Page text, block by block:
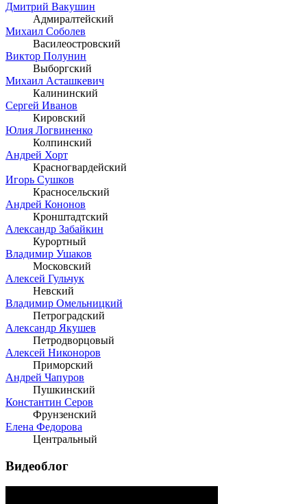
Дмитрий Вакушин
Адмиралтейский
Михаил Соболев
Василеостровский
Виктор Полунин
Выборгский
Михаил Асташкевич
Калининский
Сергей Иванов
Кировский
Юлия Логвиненко
Колпинский
Андрей Хорт
Красногвардейский
Игорь Сушков
Красносельский
Андрей Кононов
Кронштадтский
Александр Забайкин
Курортный
Владимир Ушаков
Московский
Алексей Гульчук
Невский
Владимир Омельницкий
Петроградский
Александр Якушев
Петродворцовый
Алексей Никоноров
Приморский
Андрей Чапуров
Пушкинский
Константин Серов
Фрунзенский
Елена Федорова
Центральный
Видеоблог